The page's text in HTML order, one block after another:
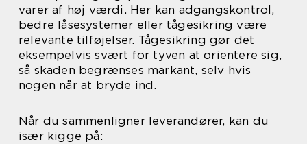
varer af høj værdi. Her kan adgangskontrol,
bedre låsesystemer eller tågesikring være
relevante tilføjelser. Tågesikring gør det
eksempelvis svært for tyven at orientere sig,
så skaden begrænses markant, selv hvis
nogen når at bryde ind.
Når du sammenligner leverandører, kan du
især kigge på: